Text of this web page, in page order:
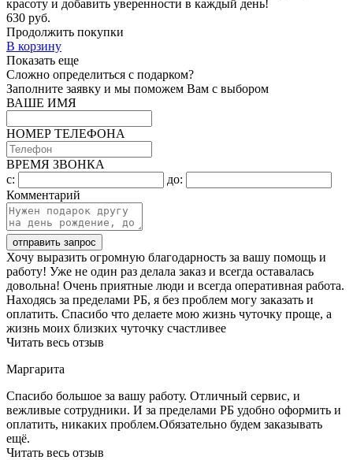
красоту и добавить уверенности в каждый день!
630 руб.
Продолжить покупки
В корзину
Показать еще
Сложно определиться с подарком?
Заполните заявку и мы поможем Вам с выбором
ВАШЕ ИМЯ
НОМЕР ТЕЛЕФОНА
ВРЕМЯ ЗВОНКА
c:
до:
Комментарий
отправить запрос
Хочу выразить огромную благодарность за вашу помощь и
работу! Уже не один раз делала заказ и всегда оставалась
довольна! Очень приятные люди и всегда оперативная работа.
Находясь за пределами РБ, я без проблем могу заказать и
оплатить. Спасибо что делаете мою жизнь чуточку проще, а
жизнь моих близких чуточку счастливее
Читать весь отзыв
Маргарита
Спасибо большое за вашу работу. Отличный сервис, и
вежливые сотрудники. И за пределами РБ удобно оформить и
оплатить, никаких проблем.Обязательно будем заказывать
ещё.
Читать весь отзыв